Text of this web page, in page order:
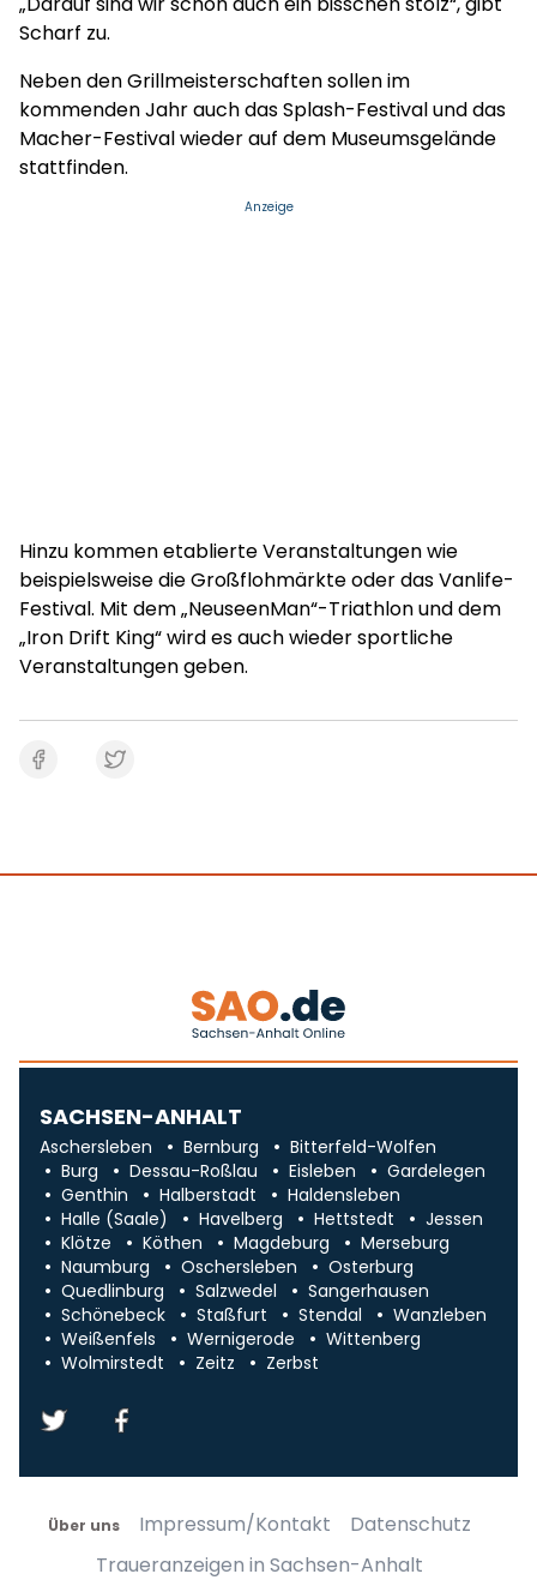
Scharf zu.
Neben den Grillmeisterschaften sollen im
kommenden Jahr auch das Splash-Festival und das
Macher-Festival wieder auf dem Museumsgelände
stattfinden.
Anzeige
Hinzu kommen etablierte Veranstaltungen wie
beispielsweise die Großflohmärkte oder das Vanlife-
Festival. Mit dem „NeuseenMan“-Triathlon und dem
„Iron Drift King“ wird es auch wieder sportliche
Veranstaltungen geben.
SACHSEN-ANHALT
Aschersleben Bernburg
Bitterfeld-Wolfen
Burg
Dessau-Roßlau Eisleben
Gardelegen
Genthin
Halberstadt
Haldensleben
Halle (Saale)
Havelberg Hettstedt
Jessen
Klötze
Köthen Magdeburg
Merseburg
Naumburg
Oschersleben
Osterburg
Quedlinburg
Salzwedel
Sangerhausen
Schönebeck
Staßfurt Stendal
Wanzleben
Weißenfels
Wernigerode
Wittenberg
Wolmirstedt
Zeitz Zerbst
Über uns Impressum/Kontakt
Datenschutz
Traueranzeigen in Sachsen-Anhalt